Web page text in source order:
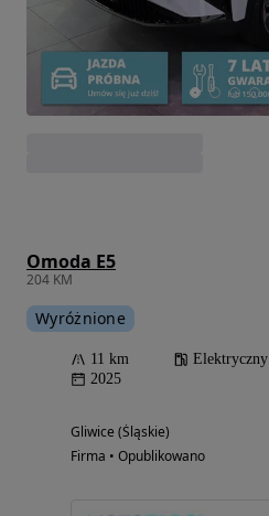
Omoda E5
204 KM
Wyróżnione
11 km Elektryczny
2025
Gliwice (Śląskie)
Firma • Opublikowano